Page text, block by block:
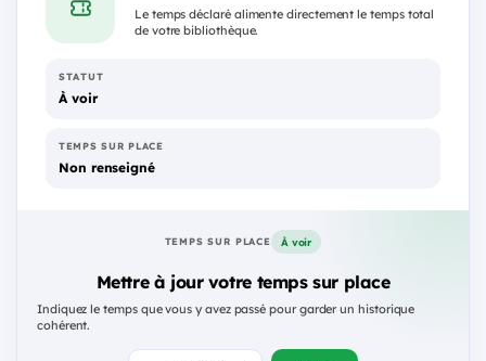
Le temps déclaré alimente directement le temps total
de votre bibliothèque.
STATUT
À voir
TEMPS SUR PLACE
Non renseigné
TEMPS SUR PLACE À voir
Mettre à jour votre temps sur place
Indiquez le temps que vous y avez passé pour garder un historique
cohérent.